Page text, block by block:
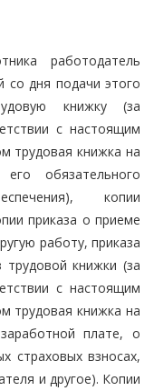
работодатель
со дня подачи этого
книжку (за
с настоящим
трудовая книжка на
обязательного
копии
приказа о приеме
работу, приказа
книжки (за
с настоящим
трудовая книжка на
плате, о
страховых взносах,
и другое). Копии